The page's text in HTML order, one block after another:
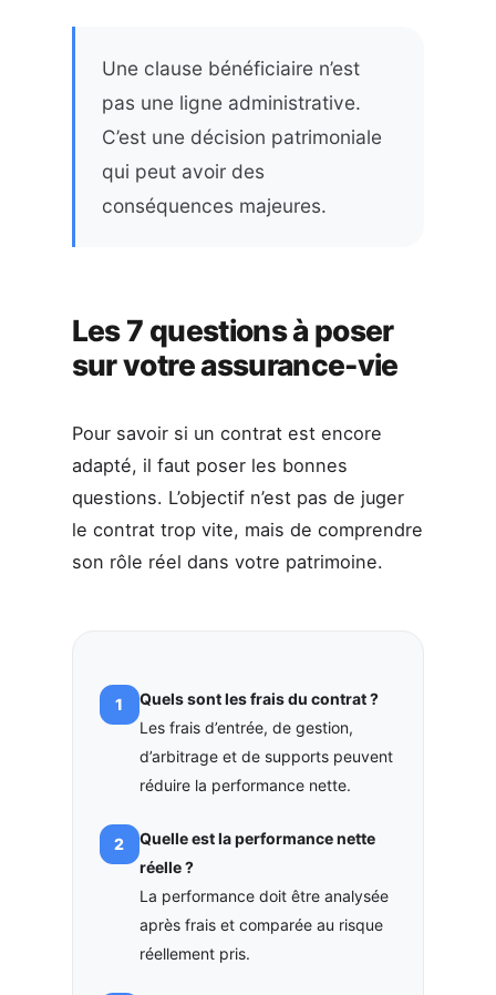
Une clause bénéficiaire n’est
pas une ligne administrative.
C’est une décision patrimoniale
qui peut avoir des
conséquences majeures.
Les 7 questions à poser
sur votre assurance-vie
Pour savoir si un contrat est encore
adapté, il faut poser les bonnes
questions. L’objectif n’est pas de juger
le contrat trop vite, mais de comprendre
son rôle réel dans votre patrimoine.
Quels sont les frais du contrat ?
Les frais d’entrée, de gestion,
d’arbitrage et de supports peuvent
réduire la performance nette.
Quelle est la performance nette
réelle ?
La performance doit être analysée
après frais et comparée au risque
réellement pris.